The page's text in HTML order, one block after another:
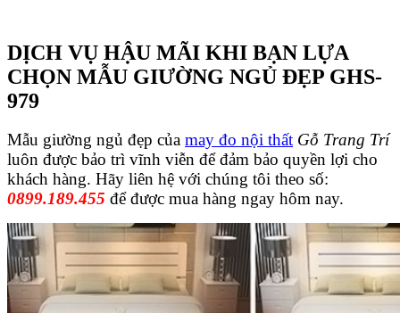
DỊCH VỤ HẬU MÃI KHI BẠN LỰA
CHỌN MẪU GIƯỜNG NGỦ ĐẸP GHS-
979
Mẫu giường ngủ đẹp của may đo nội thất Gỗ Trang Trí
luôn được bảo trì vĩnh viễn để đảm bảo quyền lợi cho
khách hàng. Hãy liên hệ với chúng tôi theo số:
0899.189.455 để được mua hàng ngay hôm nay.